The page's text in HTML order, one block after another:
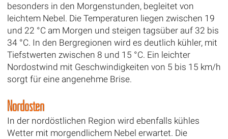
besonders in den Morgenstunden, begleitet von
leichtem Nebel. Die Temperaturen liegen zwischen 19
und 22 °C am Morgen und steigen tagsüber auf 32 bis
34 °C. In den Bergregionen wird es deutlich kühler, mit
Tiefstwerten zwischen 8 und 15 °C. Ein leichter
Nordostwind mit Geschwindigkeiten von 5 bis 15 km/h
sorgt für eine angenehme Brise.
Nordosten
In der nordöstlichen Region wird ebenfalls kühles
Wetter mit morgendlichem Nebel erwartet. Die